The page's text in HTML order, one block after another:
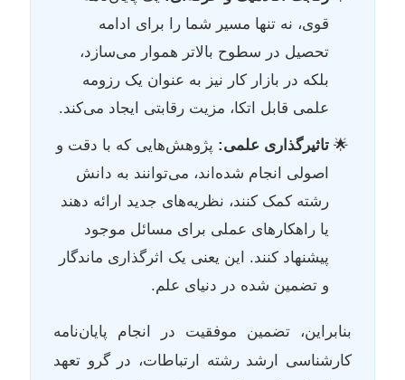
قوی، نه تنها مسیر شما را برای ادامه
تحصیل در سطوح بالاتر هموار می‌سازد،
بلکه در بازار کار نیز به عنوان یک رزومه
علمی قابل اتکا، مزیت رقابتی ایجاد می‌کند.
تاثیرگذاری علمی: پژوهش‌هایی که با دقت و
اصولی انجام شده‌اند، می‌توانند به دانش
رشته کمک کنند، نظریه‌های جدید ارائه دهند
یا راهکارهای عملی برای مسائل موجود
پیشنهاد کنند. این یعنی یک اثرگذاری ماندگار
و تضمین شده در دنیای علم.
بنابراین، تضمین موفقیت در انجام پایان‌نامه
کارشناسی ارشد رشته ارتباطات، در گرو تعهد